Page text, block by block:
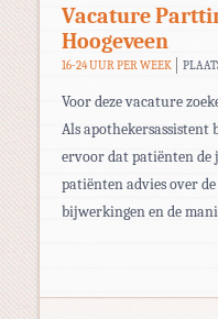
Vacature
Hoogeveen
16-24 UUR PER WEEK
Voor deze vacature
Als apothekersassistent
ervoor dat patiënten de
patiënten advies over
bijwerkingen en de